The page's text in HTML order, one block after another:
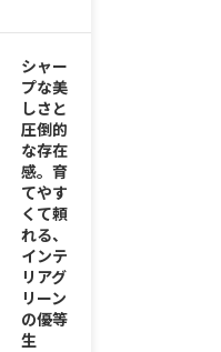
シャー
プな美
しさと
圧倒的
な存在
感。育
てやす
くて頼
れる、
インテ
リアグ
リーン
の優等
生